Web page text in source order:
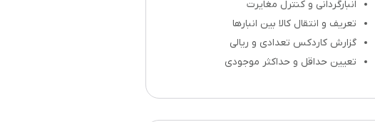
انبارگردانی و کنترل مغایرت
تعریف و انتقال کالا بین انبارها
گزارش کاردکس تعدادی و ریالی
تعیین حداقل و حداکثر موجودی